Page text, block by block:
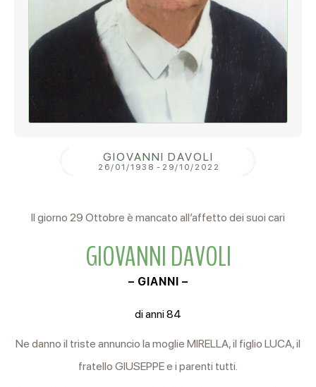
GIOVANNI DAVOLI
26/01/1938 - 29/10/2022
Il giorno 29 Ottobre è mancato all’affetto dei suoi cari
GIOVANNI DAVOLI
– GIANNI –
di anni 84
Ne danno il triste annuncio la moglie MIRELLA, il figlio LUCA, il
fratello GIUSEPPE e i parenti tutti.